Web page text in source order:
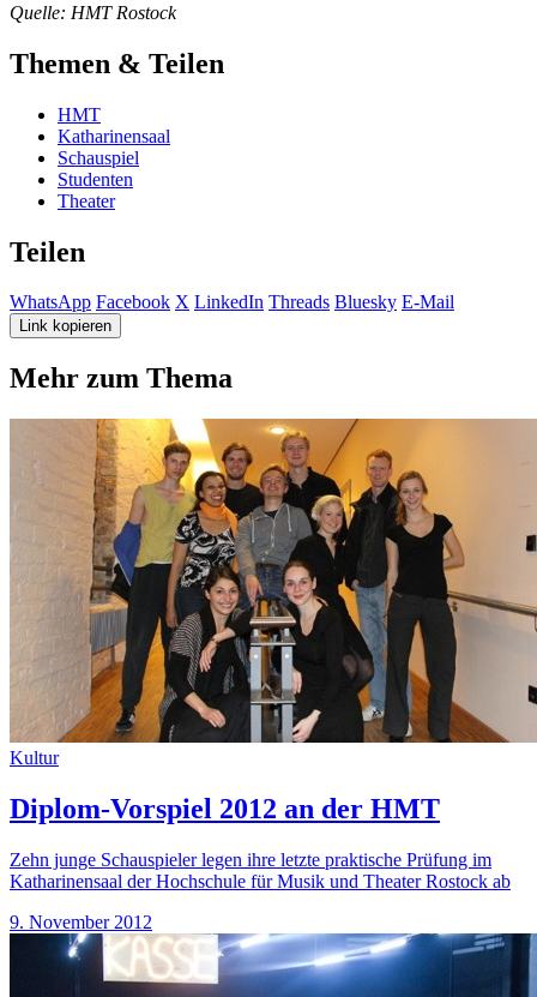
Quelle: HMT Rostock
Themen & Teilen
HMT
Katharinensaal
Schauspiel
Studenten
Theater
Teilen
WhatsApp Facebook X LinkedIn Threads Bluesky E-Mail
Link kopieren
Mehr zum Thema
Kultur
Diplom-Vorspiel 2012 an der HMT
Zehn junge Schauspieler legen ihre letzte praktische Prüfung im
Katharinensaal der Hochschule für Musik und Theater Rostock ab
9. November 2012